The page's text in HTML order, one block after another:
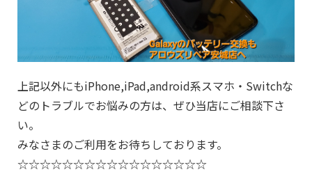
上記以外にもiPhone,iPad,android系スマホ・Switchな
どのトラブルでお悩みの方は、ぜひ当店にご相談下さ
い。
みなさまのご利用をお待ちしております。
☆☆☆☆☆☆☆☆☆☆☆☆☆☆☆☆☆